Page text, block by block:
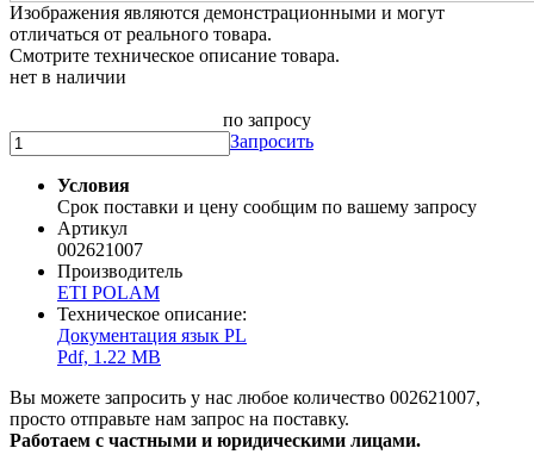
Изображения являются демонстрационными и могут
отличаться от реального товара.
Смотрите техническое описание товара.
нет в наличии
по запросу
Запросить
Условия
Срок поставки и цену сообщим по вашему запросу
Артикул
002621007
Производитель
ETI POLAM
Техническое описание:
Документация язык PL
Pdf, 1.22 MB
Вы можете запросить у нас любое количество 002621007,
просто отправьте нам запрос на поставку.
Работаем с частными и юридическими лицами.